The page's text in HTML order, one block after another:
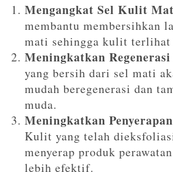
Mengangkat Sel Kulit
membantu membersihkan
mati sehingga kulit terlihat
Meningkatkan
yang bersih dari sel mati
mudah beregenerasi dan
muda.
Meningkatkan
Kulit yang telah
menyerap produk
lebih efektif.